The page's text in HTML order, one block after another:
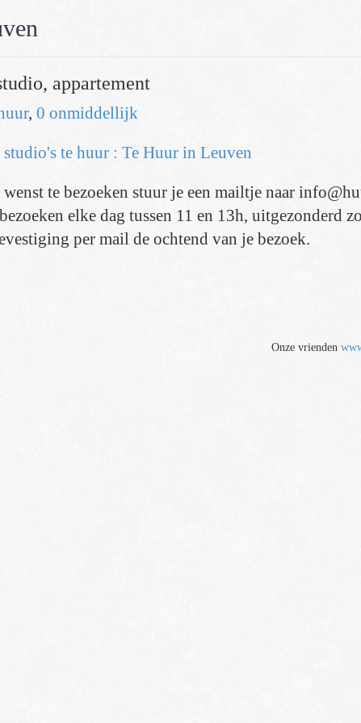
appartement
, 0 onmiddellijk
te huur : Te Huur in Leuven
te bezoeken stuur je een mailtje naar
elke dag tussen 11 en 13h, uitgezonderd
per mail de ochtend van je bezoek.
Onze vrienden